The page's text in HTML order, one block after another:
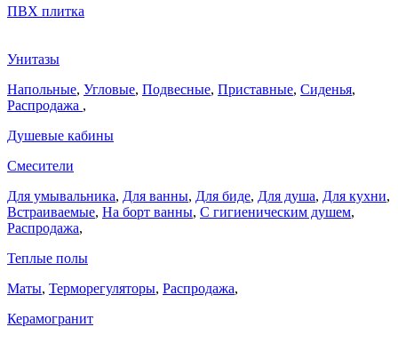
ПВХ плитка
Унитазы
Напольные, Угловые, Подвесные, Приставные, Сиденья,
Распродажа ,
Душевые кабины
Смесители
Для умывальника, Для ванны, Для биде, Для душа, Для кухни,
Встраиваемые, На борт ванны, C гигиеническим душем,
Распродажа,
Теплые полы
Маты, Терморегуляторы, Распродажа,
Керамогранит